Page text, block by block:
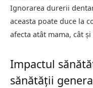
Ignorarea durerii
aceasta poate duce la
afecta atât mama, cât
Impactul
sănătății